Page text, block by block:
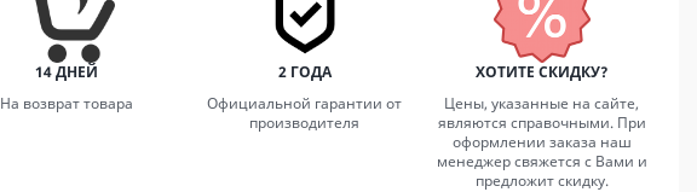
14 ДНЕЙ
На возврат товара
2 ГОДА
Официальной гарантии от
производителя
ХОТИТЕ СКИДКУ?
Цены, указанные на сайте,
являются справочными. При
оформлении заказа наш
менеджер свяжется с Вами и
предложит скидку.